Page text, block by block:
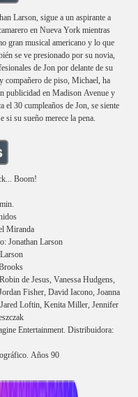
Larson, sigue a un aspirante a
en Nueva York mientras
gran musical americano y lo que
se ve presionado por su novia,
de Jon por delante de su
compañero de piso, Michael, ha
publicidad en Madison Avenue y
el 30 cumpleaños de Jon, se siente
si su sueño merece la pena.
Boom!
Miranda
Jonathan Larson
de Jesus, Vanessa Hudgens,
Fisher, David Iacono, Joanna
Loftin, Kenita Miller, Jennifer
Entertainment. Distribuidora:
Años 90